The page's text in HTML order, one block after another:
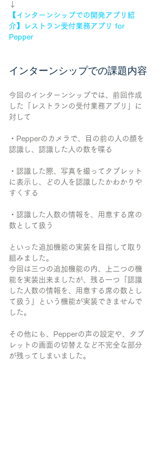
↓
【インターンシップでの開発アプリ紹
介】レストラン受付業務アプリ for
Pepper
インターンシップでの課題内容
今回のインターンシップでは、前回作成
した「レストランの受付業務アプリ」に
対して
・Pepperのカメラで、目の前の人の顔を
認識し、認識した人の数を喋る
・認識した際、写真を撮ってタブレット
に表示し、どの人を認識したかわかりや
すくする
・認識した人数の情報を、用意する席の
数として扱う
といった追加機能の実装を目指して取り
組みました。
今回は三つの追加機能の内、上二つの機
能を実装出来ましたが、残る一つ「認識
した人数の情報を、用意する席の数とし
て扱う」という機能が実装できませんで
した。
その他にも、Pepperの声の設定や、タブ
レットの画面の切替えなど不完全な部分
が残ってしまいました。